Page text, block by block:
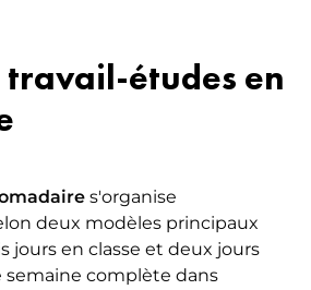
travail-études en
s'organise
deux modèles principaux
jours en classe et deux jours
semaine complète dans